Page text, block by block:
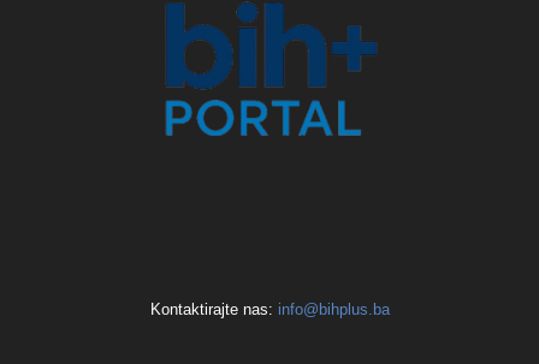
Kontaktirajte nas: info@bihplus.ba